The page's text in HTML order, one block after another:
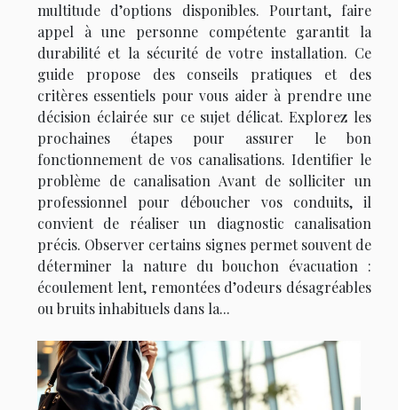
multitude d’options disponibles. Pourtant, faire
appel à une personne compétente garantit la
durabilité et la sécurité de votre installation. Ce
guide propose des conseils pratiques et des
critères essentiels pour vous aider à prendre une
décision éclairée sur ce sujet délicat. Explorez les
prochaines étapes pour assurer le bon
fonctionnement de vos canalisations. Identifier le
problème de canalisation Avant de solliciter un
professionnel pour déboucher vos conduits, il
convient de réaliser un diagnostic canalisation
précis. Observer certains signes permet souvent de
déterminer la nature du bouchon évacuation :
écoulement lent, remontées d’odeurs désagréables
ou bruits inhabituels dans la...